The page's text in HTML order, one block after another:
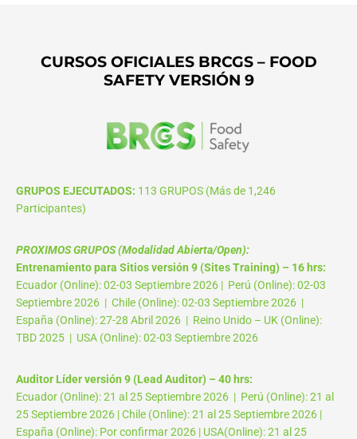
CURSOS OFICIALES BRCGS – FOOD
SAFETY VERSIÓN 9
GRUPOS EJECUTADOS: 113 GRUPOS (Más de 1,246
Participantes)
PROXIMOS GRUPOS (Modalidad Abierta/Open):
Entrenamiento para Sitios versión 9 (Sites Training) – 16 hrs:
Ecuador (Online): 02-03 Septiembre 2026 | Perú (Online): 02-03
Septiembre 2026 | Chile (Online): 02-03 Septiembre 2026 |
España (Online): 27-28 Abril 2026 | Reino Unido – UK (Online):
TBD 2025 | USA (Online): 02-03 Septiembre 2026
Auditor Líder versión 9 (Lead Auditor) – 40 hrs:
Ecuador (Online): 21 al 25 Septiembre 2026 | Perú (Online): 21 al
25 Septiembre 2026 | Chile (Online): 21 al 25 Septiembre 2026 |
España (Online): Por confirmar 2026 | USA(Online): 21 al 25